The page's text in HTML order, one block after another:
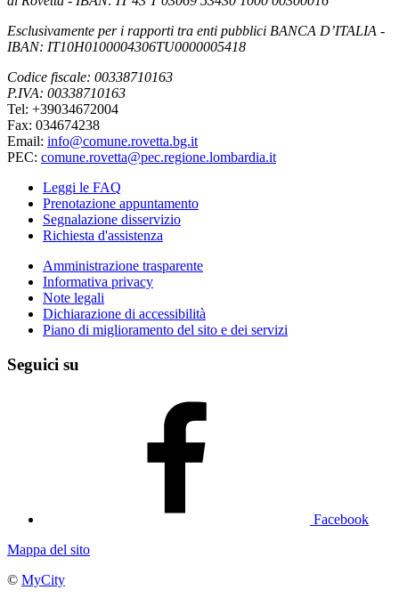
Esclusivamente per i rapporti tra enti pubblici BANCA D’ITALIA -
IBAN: IT10H0100004306TU0000005418
Codice fiscale: 00338710163
P.IVA: 00338710163
Tel: +39034672004
Fax: 034674238
Email: info@comune.rovetta.bg.it
PEC: comune.rovetta@pec.regione.lombardia.it
Leggi le FAQ
Prenotazione appuntamento
Segnalazione disservizio
Richiesta d'assistenza
Amministrazione trasparente
Informativa privacy
Note legali
Dichiarazione di accessibilità
Piano di miglioramento del sito e dei servizi
Seguici su
Facebook
Mappa del sito
© MyCity